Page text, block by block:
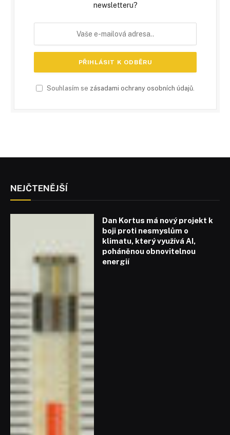
newsletteru?
Souhlasím se zásadami ochrany osobních údajů
NEJČTENĚJŠÍ
Dan Kortus má nový projekt k
boji proti nesmyslům o
klimatu, který využívá AI,
poháněnou obnovitelnou
energií